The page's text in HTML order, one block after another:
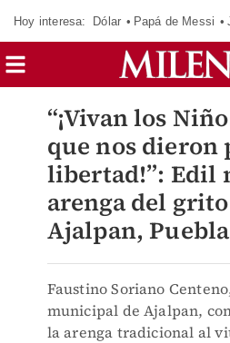
Hoy interesa: Dólar Papá de Messi
“¡Vivan los
que nos dieron
libertad!”: Edil
arenga del
Ajalpan, Puebla
Faustino Soriano
municipal de Ajalpan,
la arenga tradicional al